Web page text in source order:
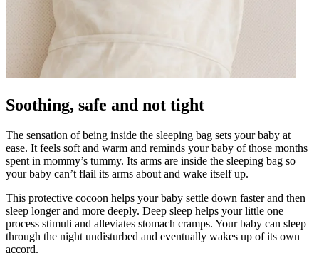
Soothing, safe and not tight
The sensation of being inside the sleeping bag sets your baby at
ease. It feels soft and warm and reminds your baby of those months
spent in mommy’s tummy. Its arms are inside the sleeping bag so
your baby can’t flail its arms about and wake itself up.
This protective cocoon helps your baby settle down faster and then
sleep longer and more deeply. Deep sleep helps your little one
process stimuli and alleviates stomach cramps. Your baby can sleep
through the night undisturbed and eventually wakes up of its own
accord.